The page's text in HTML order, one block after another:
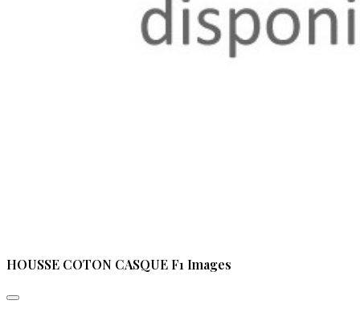
HOUSSE COTON CASQUE F1 Images